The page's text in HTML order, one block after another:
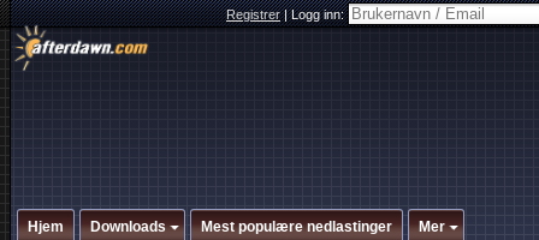
Registrer|Logg inn:
Hjem Downloads Mest populære nedlastinger Mer